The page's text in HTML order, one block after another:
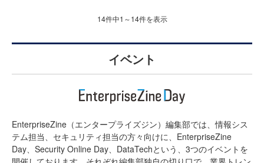
14件中1～14件を表示
イベント
EnterpriseZine（エンタープライズジン）編集部では、情報シス
テム担当、セキュリティ担当の方々向けに、EnterpriseZine
Day、Security Online Day、DataTechという、3つのイベントを